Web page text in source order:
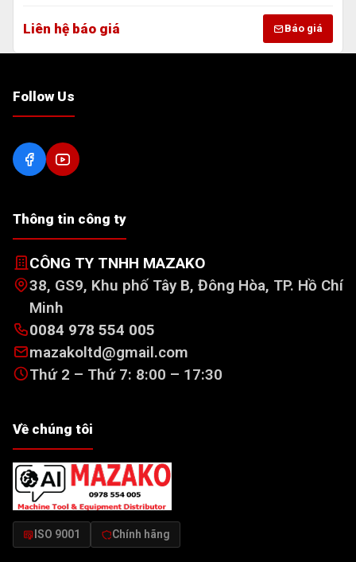
Liên hệ báo giá Báo giá
Follow Us
Thông tin công ty
CÔNG TY TNHH MAZAKO
38, GS9, Khu phố Tây B, Đông Hòa, TP. Hồ Chí
Minh
0084 978 554 005
mazakoltd@gmail.com
Thứ 2 – Thứ 7: 8:00 – 17:30
Về chúng tôi
ISO 9001 Chính hãng